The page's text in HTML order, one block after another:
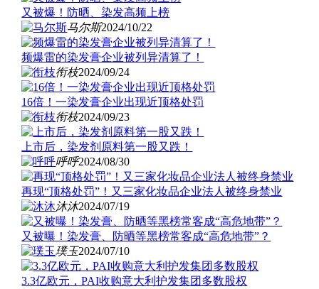
又被爆！防晒、染发高频上榜
马尔斯2024/10/22
频爆雷的染发膏企业被列异清算了！
衔枝2024/09/24
16倍！一染发膏企业出现近顶格处罚
衔枝2024/09/23
上市后，染发剂原料第一股又跌！
呼呼2024/08/30
再现“顶格处罚”！又三家化妆品企业法人被终身禁业
沐沐2024/07/19
又被曝！染发膏、防晒等黑榜常客成“高危地带”？
璞玉2024/07/10
3.3亿欧元，PAI收购意大利护发集团多数股权